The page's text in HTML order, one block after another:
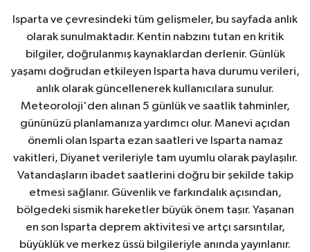
Isparta ve çevresindeki tüm gelişmeler, bu sayfada anlık
olarak sunulmaktadır. Kentin nabzını tutan en kritik
bilgiler, doğrulanmış kaynaklardan derlenir. Günlük
yaşamı doğrudan etkileyen Isparta hava durumu verileri,
anlık olarak güncellenerek kullanıcılara sunulur.
Meteoroloji'den alınan 5 günlük ve saatlik tahminler,
gününüzü planlamanıza yardımcı olur. Manevi açıdan
önemli olan Isparta ezan saatleri ve Isparta namaz
vakitleri, Diyanet verileriyle tam uyumlu olarak paylaşılır.
Vatandaşların ibadet saatlerini doğru bir şekilde takip
etmesi sağlanır. Güvenlik ve farkındalık açısından,
bölgedeki sismik hareketler büyük önem taşır. Yaşanan
en son Isparta deprem aktivitesi ve artçı sarsıntılar,
büyüklük ve merkez üssü bilgileriyle anında yayınlanır.